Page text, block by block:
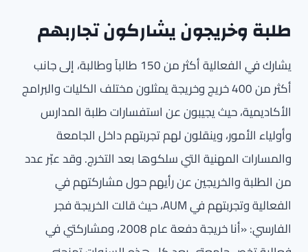
طلبة وخريجون يشاركون تجاربهم
يشارك في الفعالية أكثر من 150 طالباً وطالبة، إلى جانب
أكثر من 400 خريج وخريجة يمثلون مختلف الكليات والبرامج
الأكاديمية، حيث يجيبون عن استفسارات طلبة المدارس
وأولياء الأمور، وينقلون لهم تجربتهم داخل الجامعة
والمسارات المهنية التي سلكوها بعد التخرج. وقد عبّر عدد
من الطلبة والخريجين عن رأيهم حول مشاركتهم في
الفعالية وتجربتهم في AUM، حيث قالت الخريجة فجر
الفارسي: «أنا خريجة دفعة عام 2008، ومشاركتي في